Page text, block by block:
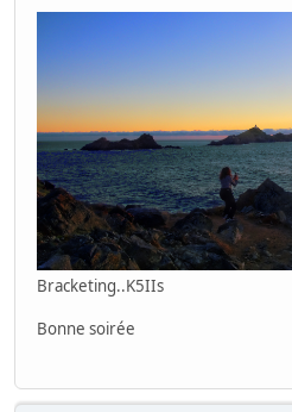
Bracketing..K5IIs
Bonne soirée